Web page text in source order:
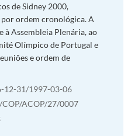
de Sidney 2000,
por ordem cronológica. A
à Assembleia Plenária, ao
Olímpico de Portugal e
e ordem de
12-31/1997-03-06
COP/ACOP/27/0007